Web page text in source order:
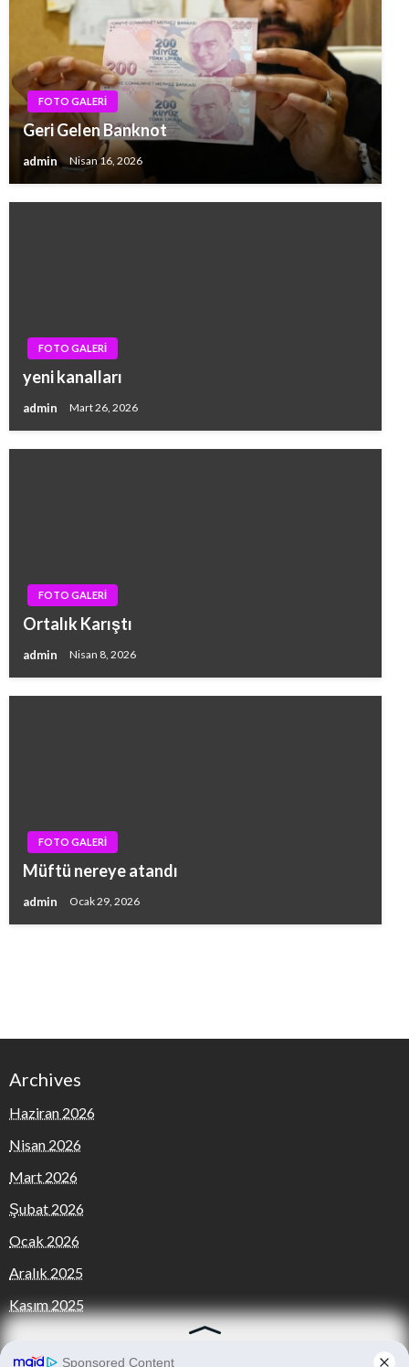
FOTO GALERİ
Geri Gelen Banknot
admin Nisan 16, 2026
FOTO GALERİ
yeni kanalları
admin Mart 26, 2026
FOTO GALERİ
Ortalık Karıştı
admin Nisan 8, 2026
FOTO GALERİ
Müftü nereye atandı
admin Ocak 29, 2026
Archives
Haziran 2026
Nisan 2026
Mart 2026
Şubat 2026
Ocak 2026
Aralık 2025
Kasım 2025